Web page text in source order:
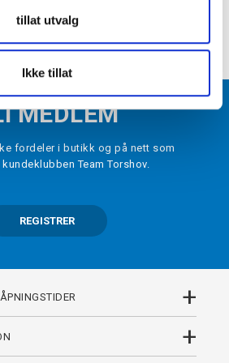
tillat utvalg
Ikke tillat
MEDLEM
fordeler i butikk og på nett som
Team Torshov.
REGISTRER
+
+